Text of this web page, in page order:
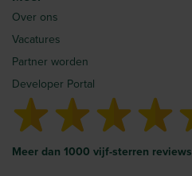
Over ons
Vacatures
Partner worden
Developer Portal
Meer dan 1000 vijf-sterren reviews